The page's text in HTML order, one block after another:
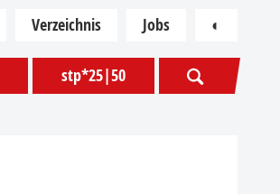
stp*25|50
Verzeichnis Jobs ◐